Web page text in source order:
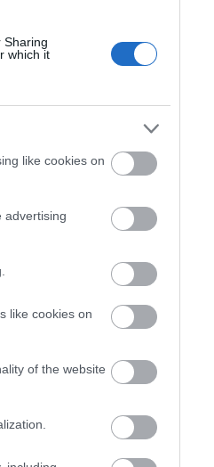
Sharing
which it
like cookies on
advertising
like cookies on
of the website